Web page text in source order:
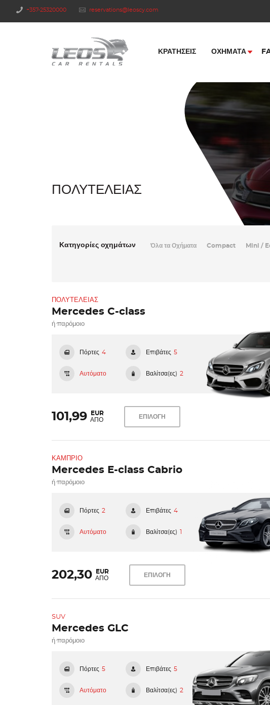
+357-25320000 reservations@leoscy.com
ΚΡΑΤΉΣΕΙΣ ΟΧΉΜΑΤΑ
ΠΟΛΥΤΕΛΕΊΑΣ
Κατηγορίες οχημάτων Όλα τα Οχήματα Compact Mini /
ΠΟΛΥΤΕΛΕΊΑΣ
Mercedes C-class
ή παρόμοιο
Πόρτες 4 Επιβάτες 5
Αυτόματο Βαλίτσα(ες) 2
101,99
EUR
ΑΠΟ
ΕΠΙΛΟΓΗ
ΚΆΜΠΡΙΟ
Mercedes E-class Cabrio
ή παρόμοιο
Πόρτες 2 Επιβάτες 4
Αυτόματο Βαλίτσα(ες) 1
202,30
EUR
ΑΠΟ
ΕΠΙΛΟΓΗ
SUV
Mercedes GLC
ή παρόμοιο
Πόρτες 5 Επιβάτες 5
Αυτόματο Βαλίτσα(ες) 2